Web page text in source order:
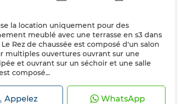
la location uniquement pour des
meublé avec une terrasse en s3 dans
Rez de chaussée est composé d'un salon
multiples ouvertures ouvrant sur une
et ouvrant sur un séchoir et une salle
composé...
Appelez WhatsApp